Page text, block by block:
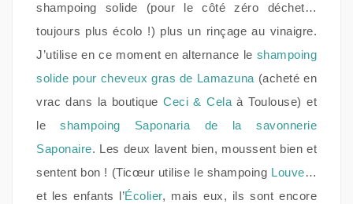
shampoing solide (pour le côté zéro déchet…
toujours plus écolo !) plus un rinçage au vinaigre.
J’utilise en ce moment en alternance le shampoing
solide pour cheveux gras de Lamazuna(acheté en
vrac dans la boutiqueCeci & Celaà Toulouse) et
leshampoing Saponaria de la savonnerie
Saponaire. Les deux lavent bien, moussent bien et
sentent bon ! (Ticœur utilise le shampoing Louve…
et les enfants l’Écolier, mais eux, ils sont encore